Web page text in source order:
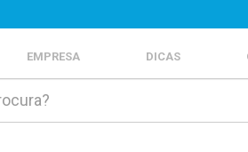
EMPRESA DICAS